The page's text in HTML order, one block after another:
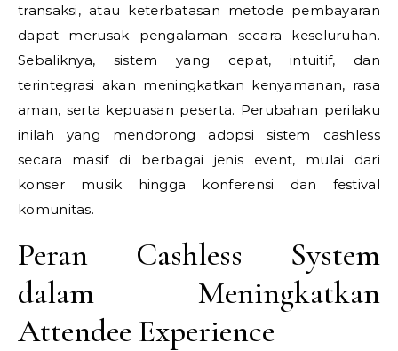
transaksi, atau keterbatasan metode pembayaran
dapat merusak pengalaman secara keseluruhan.
Sebaliknya, sistem yang cepat, intuitif, dan
terintegrasi akan meningkatkan kenyamanan, rasa
aman, serta kepuasan peserta. Perubahan perilaku
inilah yang mendorong adopsi sistem cashless
secara masif di berbagai jenis event, mulai dari
konser musik hingga konferensi dan festival
komunitas.
Peran Cashless System
dalam Meningkatkan
Attendee Experience